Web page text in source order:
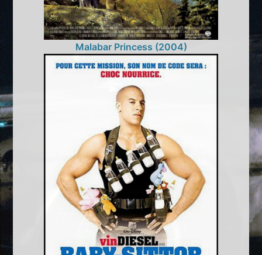
Malabar Princess (2004)